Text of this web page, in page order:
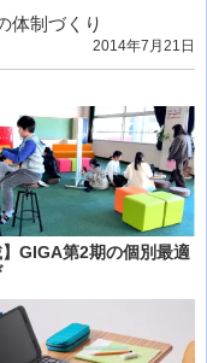
体制づくり
2014年7月21日
】GIGA第2期の個別最適